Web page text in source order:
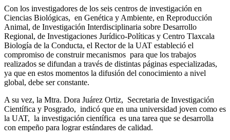
Con los investigadores de los seis centros de investigación en
Ciencias Biológicas, en Genética y Ambiente, en Reproducción
Animal, de Investigación Interdisciplinaria sobre Desarrollo
Regional, de Investigaciones Jurídico-Políticas y Centro Tlaxcala
Biología de la Conducta, el Rector de la UAT estableció el
compromiso de construir mecanismos para que los trabajos
realizados se difundan a través de distintas páginas especializadas,
ya que en estos momentos la difusión del conocimiento a nivel
global, debe ser constante.
A su vez, la Mtra. Dora Juárez Ortiz, Secretaria de Investigación
Científica y Posgrado, indicó que en una universidad joven como es
la UAT, la investigación científica es una tarea que se desarrolla
con empeño para lograr estándares de calidad.